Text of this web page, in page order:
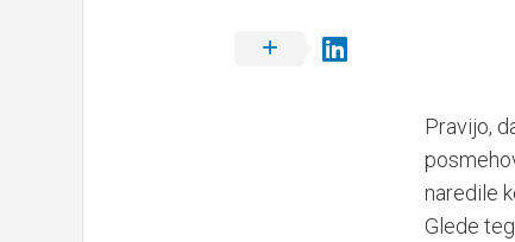
Pravijo,
naredile
Glede